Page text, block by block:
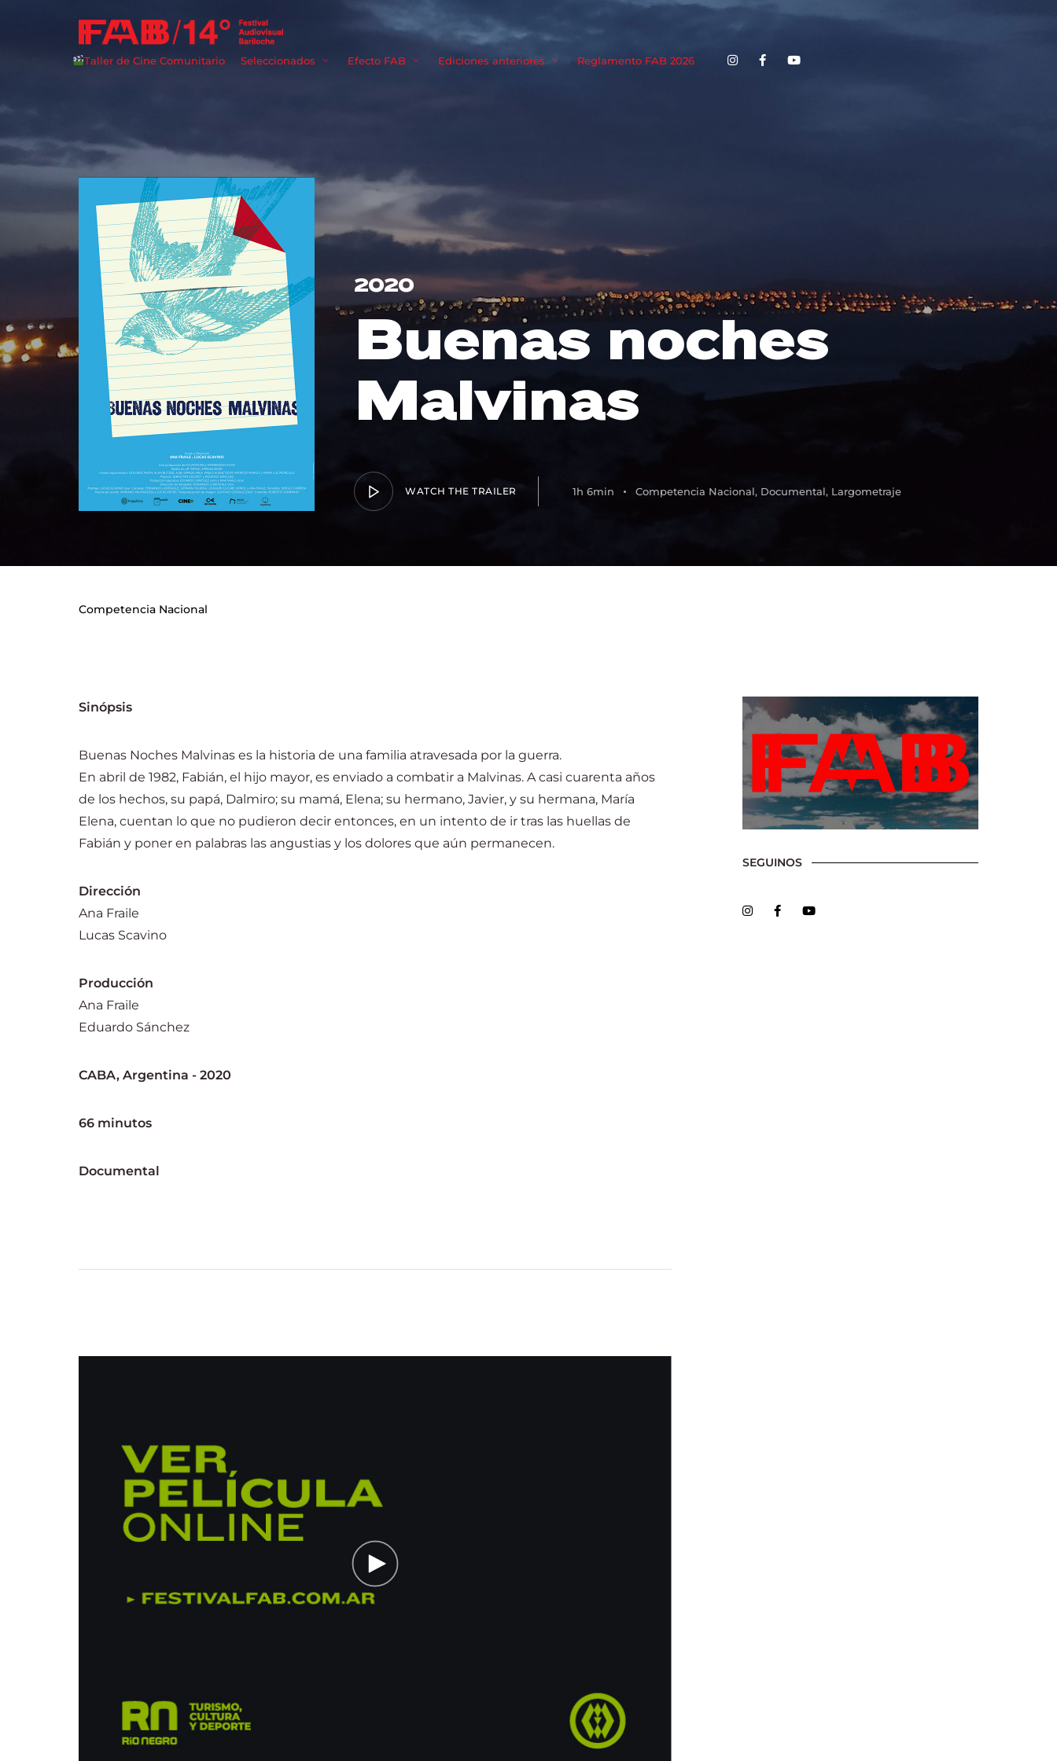
Taller de Cine Comunitario Seleccionados Efecto FAB Ediciones anteriores Reglamento FAB 2026
2020
Buenas noches
Malvinas
WATCH THE TRAILER 1h 6min Competencia Nacional Documental Largometraje
Competencia Nacional
Sinópsis
Buenas Noches Malvinas es la historia de una familia atravesada por la guerra.
En abril de 1982, Fabián, el hijo mayor, es enviado a combatir a Malvinas. A casi cuarenta años
de los hechos, su papá, Dalmiro; su mamá, Elena; su hermano, Javier, y su hermana, María
Elena, cuentan lo que no pudieron decir entonces, en un intento de ir tras las huellas de
Fabián y poner en palabras las angustias y los dolores que aún permanecen.
Dirección
Ana Fraile
Lucas Scavino
Producción
Ana Fraile
Eduardo Sánchez
CABA, Argentina - 2020
66 minutos
Documental
SEGUINOS
Movie, TV Show, Filmmakers and Film Studio WordPress Theme.
Press Enter / Return to begin your search or hit ESC to close
Login Register
Username or Email Address
SIGN IN
Remember Me Lost Your Password?